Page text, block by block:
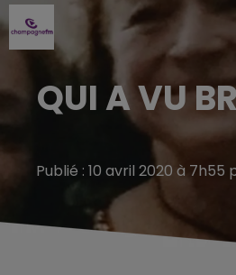
QUI A VU
Publié : 10 avril 2020 à 7h55